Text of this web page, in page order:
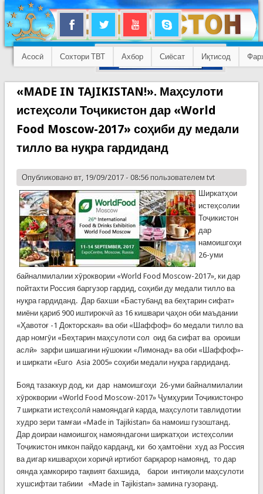
Асосӣ Сохтори ТВТ Ахбор Сиёсат Иқтисод
«MADE IN TAJIKISTAN!». Маҳсулоти
истеҳсоли Тоҷикистон дар «World
Food Moscow-2017» соҳиби ду медали
тилло ва нуқра гардиданд
Опубликовано вт, 19/09/2017 - 08:56 пользователем tvt
Ширкатҳои
истеҳсолии
Тоҷикистон
дар
намоишгоҳи
26-уми
байналмилалии хӯроквории «World Food Moscow-2017», ки дар
пойтахти Россия баргузор гардид, соҳиби ду медали тилло ва
нуқра гардиданд. Дар бахши «Бастубанд ва беҳтарин сифат»
миёни қариб 900 иштирокчӣ аз 16 кишвари ҷаҳон оби маъдании
«Ҳавотоғ -1 Докторская» ва оби «Шаффоф» бо медали тилло ва
дар номгӯи «Беҳтарин маҳсулоти сол оид ба сифат ва ороиши
аслӣ» зарфи шишагини нӯшокии «Лимонад» ва оби «Шаффоф»-
и ширкати «Euro Asia 2005» соҳиби медали нуқра гардиданд.
Бояд тазаккур дод, ки дар намоишгоҳи 26-уми байналмилалии
хӯроквории «World Food Moscow-2017» Ҷумҳурии Тоҷикистонро
7 ширкати истеҳсолӣ намояндагӣ карда, маҳсулоти тавлидотии
худро зери тамғаи «Made in Tajikistan» ба намоиш гузоштанд.
Дар доираи намоишгоҳ намояндагони ширкатҳои истеҳсолии
Тоҷикистон имкон пайдо карданд, ки бо ҳамтоёни худ аз Россия
ва дигар кишварҳои хориҷӣ иртибот барқарор намоянд, то дар
оянда ҳамкориро тақвият бахшида, барои интиқоли маҳсулоти
хушсифтаи табиии «Made in Tajikistan» замина гузоранд.